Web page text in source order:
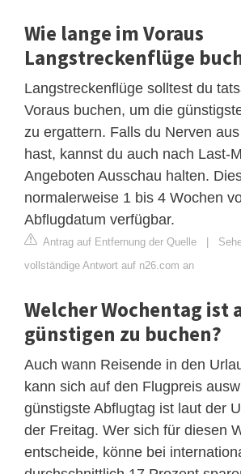
Wie lange im Voraus
Langstreckenflüge
Langstreckenflüge solltest du
Voraus buchen, um die
zu ergattern. Falls du Nerven
hast, kannst du auch nach Last-
Angeboten Ausschau halten.
normalerweise 1 bis 4 Wochen
Abflugdatum verfügbar.
Antrag auf Entfernung der Quelle |
vollständige Antwort auf n26.com an
Welcher Wochentag ist
günstigen zu buchen?
Auch wann Reisende in den
kann sich auf den Flugpreis
günstigste Abflugtag ist laut der
der Freitag. Wer sich für diesen
entscheide, könne bei